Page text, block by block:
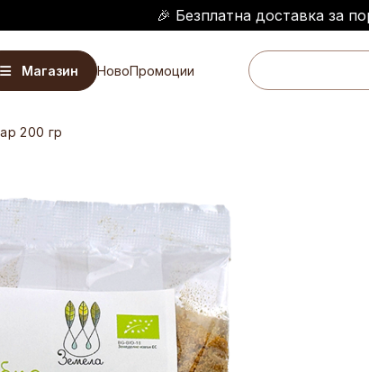
🎉 Безплатна доставка за
Магазин НовоПромоции
200 гр